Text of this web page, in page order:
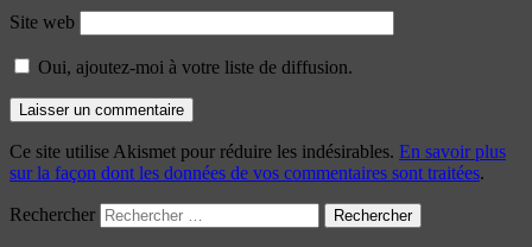
Site web
Oui, ajoutez-moi à votre liste de diffusion.
Ce site utilise Akismet pour réduire les indésirables. En savoir plus
sur la façon dont les données de vos commentaires sont traitées.
Rechercher